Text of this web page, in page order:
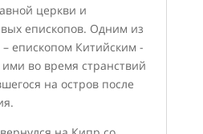
церкви и
епископов. Одним из
епископом Китийским -
во время странствий
на остров после